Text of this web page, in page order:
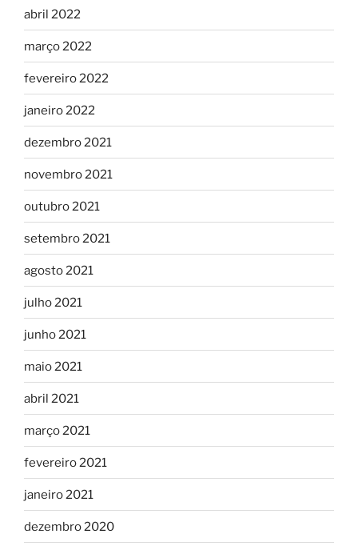
abril 2022
março 2022
fevereiro 2022
janeiro 2022
dezembro 2021
novembro 2021
outubro 2021
setembro 2021
agosto 2021
julho 2021
junho 2021
maio 2021
abril 2021
março 2021
fevereiro 2021
janeiro 2021
dezembro 2020